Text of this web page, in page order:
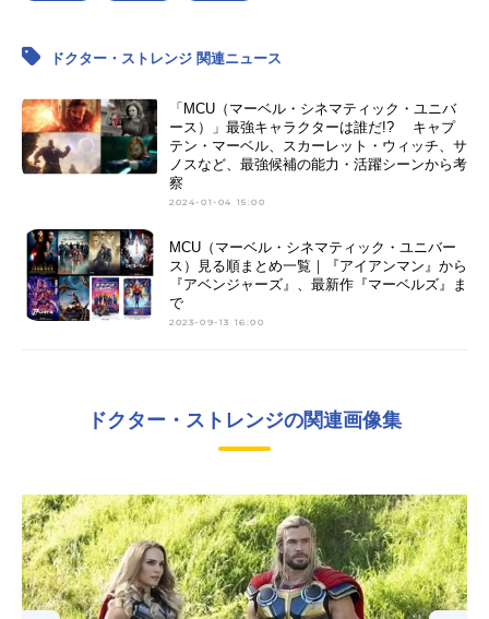
ドクター・ストレンジ 関連ニュース
「MCU（マーベル・シネマティック・ユニバ
ース）」最強キャラクターは誰だ!? キャプ
テン・マーベル、スカーレット・ウィッチ、サ
ノスなど、最強候補の能力・活躍シーンから考
察
2024-01-04 15:00
MCU（マーベル・シネマティック・ユニバー
ス）見る順まとめ一覧｜『アイアンマン』から
『アベンジャーズ』、最新作『マーベルズ』ま
で
2023-09-13 16:00
ドクター・ストレンジの関連画像集